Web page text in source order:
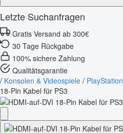
Letzte Suchanfragen
Gratis Versand ab 300€
30 Tage Rückgabe
100% sichere Zahlung
Qualitätsgarantie
/ Konsolen & Videospiele / PlayStation
18-Pin Kabel für PS3